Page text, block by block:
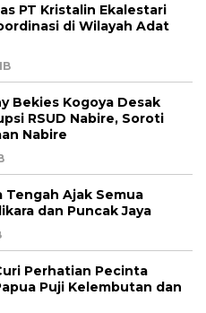
PT Kristalin Ekalestari
di Wilayah Adat
Bekies Kogoya Desak
RSUD Nabire, Soroti
Nabire
Tengah Ajak Semua
dan Puncak Jaya
Perhatian Pecinta
Puji Kelembutan dan